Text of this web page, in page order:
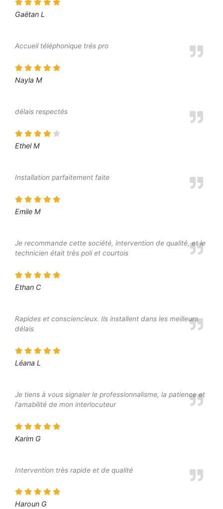
Gaëtan L
Accueil téléphonique trés pro
Nayla M
délais respectés
Ethel M
Installation parfaitement faite
Emile M
Je recommande cette société, intervention de qualité, et le
technicien était très poli et courtois
Ethan C
Rapides et consciencieux. Ils installent dans les meilleurs
délais
Léana L
Je tiens à vous signaler le professionnalisme, la patience et
l'amabilité de mon interlocuteur
Karim G
Intervention très rapide et de qualité
Haroun G